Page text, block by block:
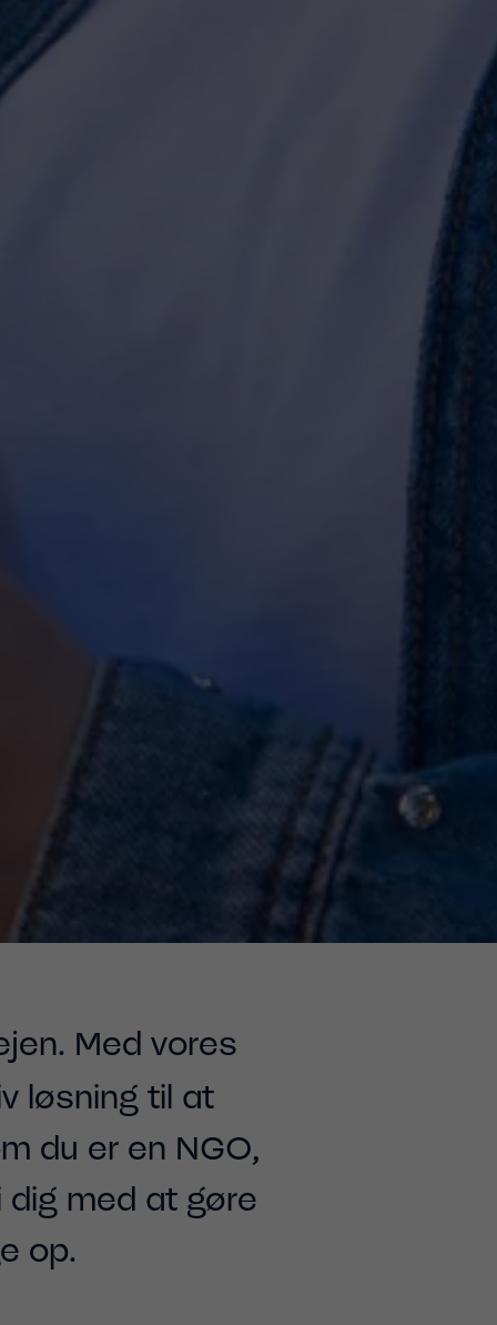
Med vores
løsning til at
du er en NGO,
med at gøre
op.